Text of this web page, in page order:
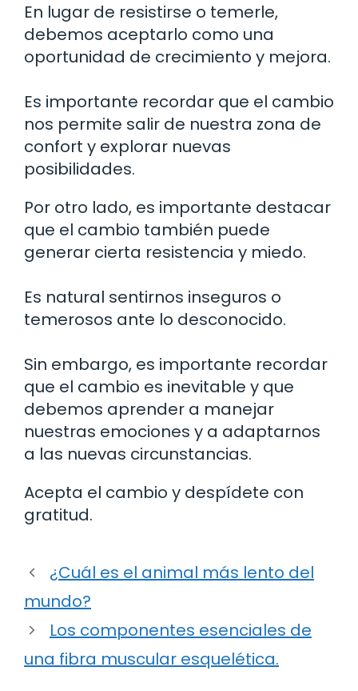
En lugar de resistirse o temerle,
debemos aceptarlo como una
oportunidad de crecimiento y mejora.
Es importante recordar que el cambio
nos permite salir de nuestra zona de
confort y explorar nuevas
posibilidades.
Por otro lado, es importante destacar
que el cambio también puede
generar cierta resistencia y miedo.
Es natural sentirnos inseguros o
temerosos ante lo desconocido.
Sin embargo, es importante recordar
que el cambio es inevitable y que
debemos aprender a manejar
nuestras emociones y a adaptarnos
a las nuevas circunstancias.
Acepta el cambio y despídete con
gratitud.
¿Cuál es el animal más lento del
mundo?
Los componentes esenciales de
una fibra muscular esquelética.